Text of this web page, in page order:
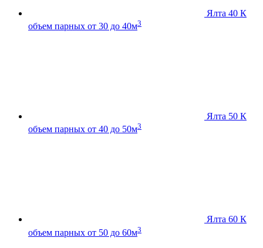
Ялта 40 К
объем парных от 30 до 40м3
Ялта 50 К
объем парных от 40 до 50м3
Ялта 60 К
объем парных от 50 до 60м3